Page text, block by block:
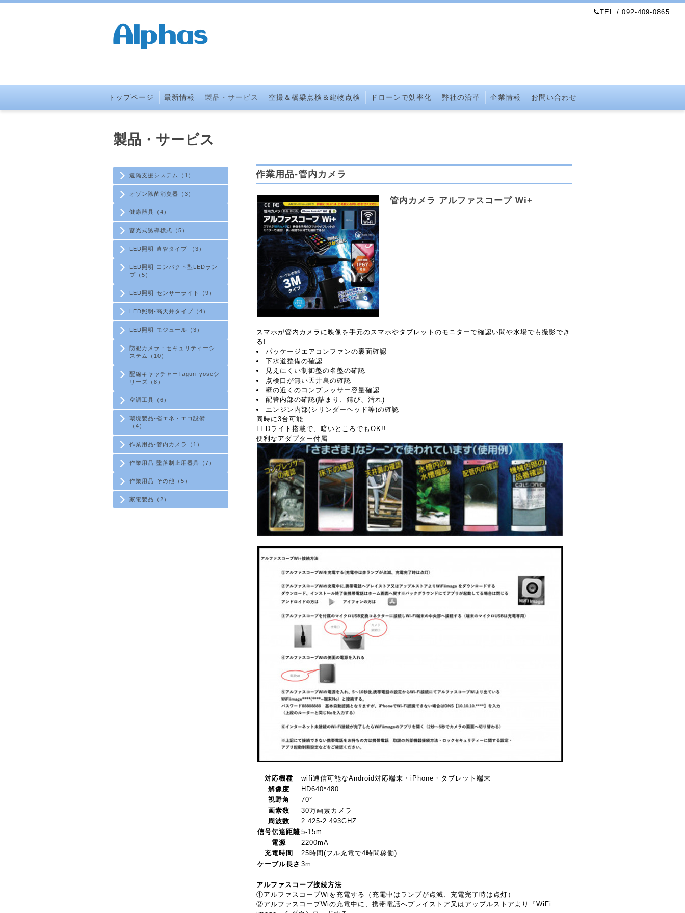
TEL / 092-409-0865
トップページ 最新情報 製品・サービス 空撮＆橋梁点検＆建物点検 ドローンで効率化 弊社の沿革 企業情報 お問い合わせ
遠隔支援システム（1）
オゾン除菌消臭器（3）
健康器具（4）
蓄光式誘導標式（5）
LED照明-直管タイプ （3）
LED照明-コンパクト型LEDラン
プ（5）
LED照明-センサーライト（9）
LED照明-高天井タイプ（4）
LED照明-モジュール（3）
防犯カメラ・セキュリティーシ
ステム（10）
配線キャッチャーTaguri-yoseシ
リーズ（8）
空調工具（6）
環境製品-省エネ・エコ設備
（4）
作業用品-管内カメラ（1）
作業用品-墜落制止用器具（7）
作業用品-その他（5）
家電製品（2）
製品・サービス
作業用品-管内カメラ
管内カメラ アルファスコープ Wi+
スマホが管内カメラに映像を手元のスマホやタブレットのモニターで確認い間や水場でも撮影でき
る!
パッケージエアコンファンの裏面確認
下水道整備の確認
見えにくい制御盤の名盤の確認
点検口が無い天井裏の確認
壁の近くのコンプレッサー容量確認
配管内部の確認(詰まり、錆び、汚れ)
エンジン内部(シリンダーヘッド等)の確認
同時に3台可能
LEDライト搭載で、暗いところでもOK!!
便利なアダプター付属
対応機種
wifi通信可能なAndroid対応端末・iPhone・タブレット端末
解像度
HD640*480
視野角
70°
画素数
30万画素カメラ
周波数
2.425-2.493GHZ
信号伝達距離5-15m
電源
2200mA
充電時間
25時間(フル充電で4時間稼働)
ケーブル長さ 3m
アルファスコープ接続方法
①アルファスコープWiを充電する（充電中はランプが点滅、充電完了時は点灯）
②アルファスコープWiの充電中に、携帯電話へプレイストア又はアップルストアより『WiFi